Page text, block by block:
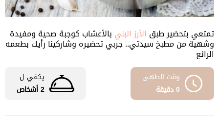
تمتعي بتحضير طبق الأرز البني بالأعشاب كوجبة صحية ومفيدة
وشهية من مطبخ سيدتي.. جربي تحضيره وشاركينا رأيك بطعمه
الرائع
وقت الطهى
0 دقيقة
يكفي ل
2 أشخاص